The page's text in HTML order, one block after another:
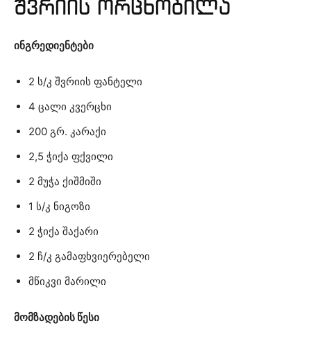
შვრიის ორცხობილა
ინგრედიენტები
2 ს/კ შვრიის ფანტელი
4 ცალი კვერცხი
200 გრ. კარაქი
2,5 ჭიქა ფქვილი
2 მუჭა ქიშმიში
1 ს/კ ნიგოზი
2 ჭიქა შაქარი
2 ჩ/კ გამაფხვიერებელი
მწიკვი მარილი
მომზადების წესი